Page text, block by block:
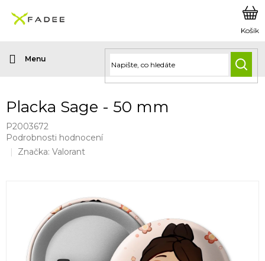
obsah
Placka Sage - 50 mm
P2003672
Průměrné
hodnocení
hvězdiček.
Podrobnosti hodnocení
Značka: Valorant